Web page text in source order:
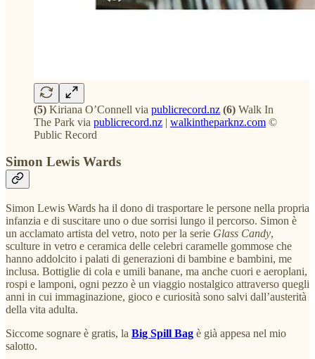
(5) Kiriana O’Connell via publicrecord.nz (6) Walk In
The Park via publicrecord.nz | walkintheparknz.com ©
Public Record
Simon Lewis Wards
Simon Lewis Wards ha il dono di trasportare le persone nella propria
infanzia e di suscitare uno o due sorrisi lungo il percorso. Simon è
un acclamato artista del vetro, noto per la serie Glass Candy,
sculture in vetro e ceramica delle celebri caramelle gommose che
hanno addolcito i palati di generazioni di bambine e bambini, me
inclusa. Bottiglie di cola e umili banane, ma anche cuori e aeroplani,
rospi e lamponi, ogni pezzo è un viaggio nostalgico attraverso quegli
anni in cui immaginazione, gioco e curiosità sono salvi dall’austerità
della vita adulta.
Siccome sognare è gratis, la Big Spill Bag è già appesa nel mio
salotto.